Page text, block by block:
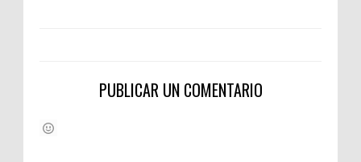
PUBLICAR UN COMENTARIO